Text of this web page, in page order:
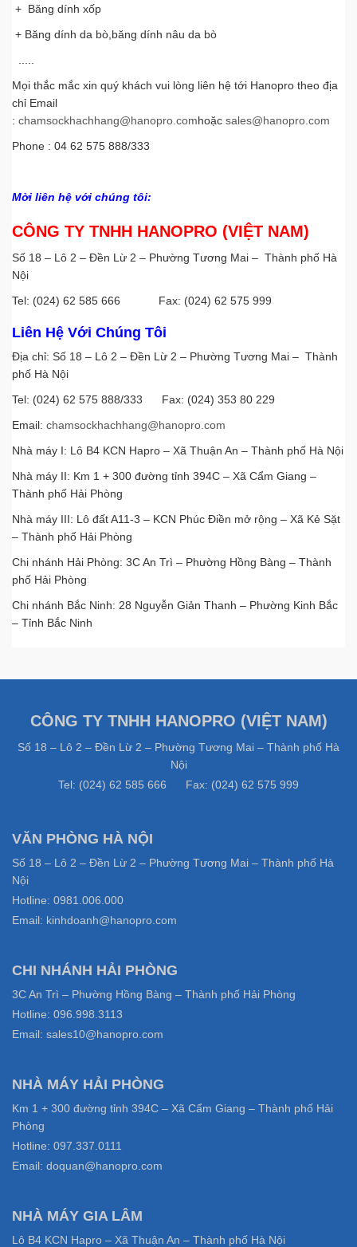
chamsockhachhang@hanopro.com
+ Băng dính xốp
+ Băng dính da bò,băng dính nâu da bò
Mọi thắc mắc xin quý khách vui lòng liên hệ tới Hanopro theo địa
chỉ Email
: chamsockhachhang@hanopro.comhoặc sales@hanopro.com
Phone : 04 62 575 888/333
Mời liên hệ với chúng tôi:
CÔNG TY TNHH HANOPRO (VIỆT NAM)
Số 18 – Lô 2 – Đền Lừ 2 – Phường Tương Mai – Thành phố Hà
Nội
Tel: (024) 62 585 666 Fax: (024) 62 575 999
Liên Hệ Với Chúng Tôi
Địa chỉ: Số 18 – Lô 2 – Đền Lừ 2 – Phường Tương Mai – Thành
phố Hà Nội
Tel: (024) 62 575 888/333 Fax: (024) 353 80 229
Email: chamsockhachhang@hanopro.com
Nhà máy I: Lô B4 KCN Hapro – Xã Thuận An – Thành phố Hà Nội
Nhà máy II: Km 1 + 300 đường tỉnh 394C – Xã Cẩm Giang –
Thành phố Hải Phòng
Nhà máy III: Lô đất A11-3 – KCN Phúc Điền mở rộng – Xã Kẻ Sặt
– Thành phố Hải Phòng
Chi nhánh Hải Phòng: 3C An Trì – Phường Hồng Bàng – Thành
phố Hải Phòng
Chi nhánh Bắc Ninh: 28 Nguyễn Giản Thanh – Phường Kinh Bắc
– Tỉnh Bắc Ninh
CÔNG TY TNHH HANOPRO (VIỆT NAM)
Số 18 – Lô 2 – Đền Lừ 2 – Phường Tương Mai – Thành phố Hà
Nội
Tel: (024) 62 585 666 Fax: (024) 62 575 999
VĂN PHÒNG HÀ NỘI
Số 18 – Lô 2 – Đền Lừ 2 – Phường Tương Mai – Thành phố Hà
Nội
Hotline: 0981.006.000
Email: kinhdoanh@hanopro.com
CHI NHÁNH HẢI PHÒNG
3C An Trì – Phường Hồng Bàng – Thành phố Hải Phòng
Hotline: 096.998.3113
Email: sales10@hanopro.com
NHÀ MÁY HẢI PHÒNG
Km 1 + 300 đường tỉnh 394C – Xã Cẩm Giang – Thành phố Hải
Phòng
Hotline: 097.337.0111
Email: doquan@hanopro.com
NHÀ MÁY GIA LÂM
Lô B4 KCN Hapro – Xã Thuận An – Thành phố Hà Nội